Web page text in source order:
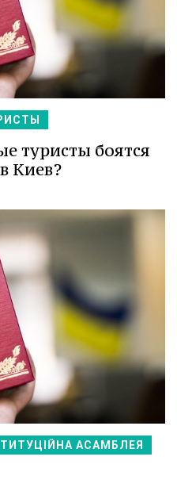
туристы боятся
Киев?
АСАМБЛЕЯ